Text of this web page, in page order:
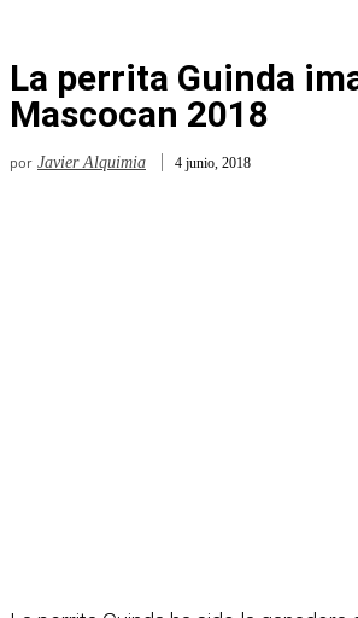
La perrita Guinda
Mascocan 2018
por Javier Alquimia 4 junio, 2018